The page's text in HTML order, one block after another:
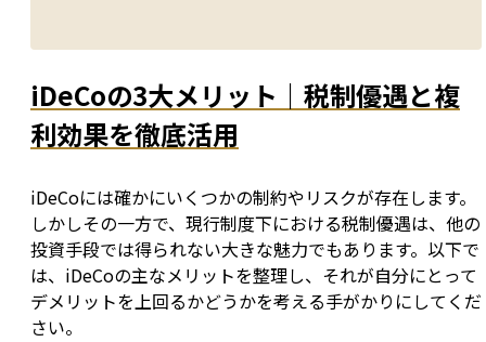
iDeCoの3大メリット｜税制優遇と複
利効果を徹底活用
iDeCoには確かにいくつかの制約やリスクが存在します。
しかしその一方で、現行制度下における税制優遇は、他の
投資手段では得られない大きな魅力でもあります。以下で
は、iDeCoの主なメリットを整理し、それが自分にとって
デメリットを上回るかどうかを考える手がかりにしてくだ
さい。